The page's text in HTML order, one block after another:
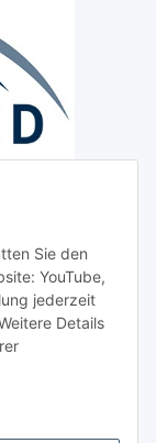
Sie den
YouTube,
jederzeit
Details
ca. 60 Km